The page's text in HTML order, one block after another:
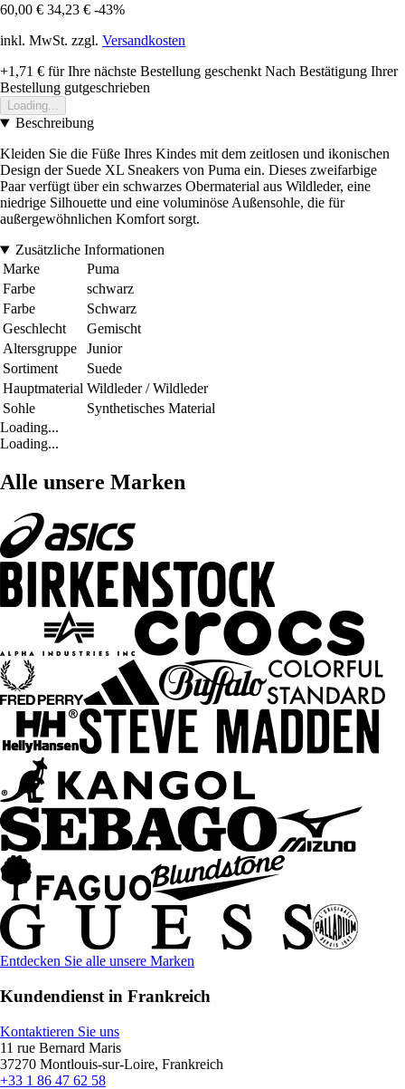
60,00 € 34,23 € -43%
inkl. MwSt. zzgl. Versandkosten
+1,71 € für Ihre nächste Bestellung geschenkt Nach Bestätigung Ihrer
Bestellung gutgeschrieben
Loading...
Beschreibung
Kleiden Sie die Füße Ihres Kindes mit dem zeitlosen und ikonischen
Design der Suede XL Sneakers von Puma ein. Dieses zweifarbige
Paar verfügt über ein schwarzes Obermaterial aus Wildleder, eine
niedrige Silhouette und eine voluminöse Außensohle, die für
außergewöhnlichen Komfort sorgt.
Zusätzliche Informationen
Marke
Puma
Farbe
schwarz
Farbe
Schwarz
Geschlecht
Gemischt
Altersgruppe
Junior
Sortiment
Suede
Hauptmaterial Wildleder / Wildleder
Sohle
Synthetisches Material
Loading...
Loading...
Alle unsere Marken
Entdecken Sie alle unsere Marken
Kundendienst in Frankreich
Kontaktieren Sie uns
11 rue Bernard Maris
37270 Montlouis-sur-Loire, Frankreich
+33 1 86 47 62 58